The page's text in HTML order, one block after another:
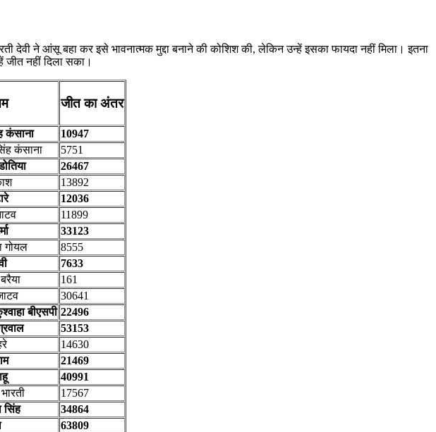
देवी ने आंसू बहा कर इसे भावनात्मक मुद्दा बनाने की कोशिश की, लेकिन उन्हें इसका फायदा नहीं मिला। इतना
नहीं दिला सका।
जीत का अंतर
कंसाना
10947
कंसाना
5751
26467
13892
12036
11899
33123
गोयल
8555
7633
161
30641
बीएसपी 22496
53153
14630
21469
40991
17567
सिंह
34864
63809